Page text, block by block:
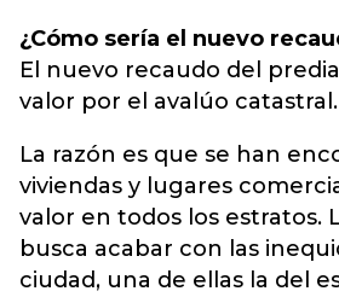
¿Cómo sería el nuevo
El nuevo recaudo del
valor por el avalúo catastral.
La razón es que se han
viviendas y lugares
valor en todos los estratos.
busca acabar con las
ciudad, una de ellas la del